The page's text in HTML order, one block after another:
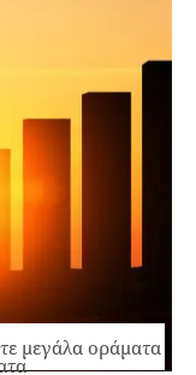
μεγάλα οράματα